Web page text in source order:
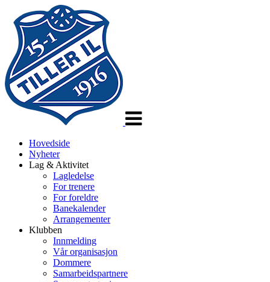
Hovedside
Nyheter
Lag & Aktivitet
Lagledelse
For trenere
For foreldre
Banekalender
Arrangementer
Klubben
Innmelding
Vår organisasjon
Dommere
Samarbeidspartnere